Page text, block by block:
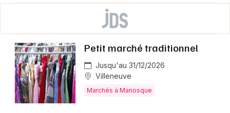
Petit marché traditionnel
Jusqu'au 31/12/2026
Villeneuve
Marchés à Manosque